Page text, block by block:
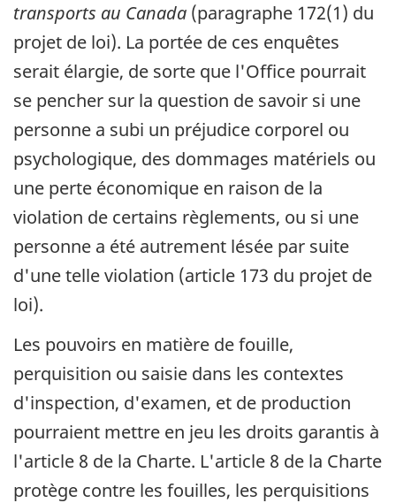
transports au Canada (paragraphe 172(1) du
projet de loi). La portée de ces enquêtes
serait élargie, de sorte que l'Office pourrait
se pencher sur la question de savoir si une
personne a subi un préjudice corporel ou
psychologique, des dommages matériels ou
une perte économique en raison de la
violation de certains règlements, ou si une
personne a été autrement lésée par suite
d'une telle violation (article 173 du projet de
loi).
Les pouvoirs en matière de fouille,
perquisition ou saisie dans les contextes
d'inspection, d'examen, et de production
pourraient mettre en jeu les droits garantis à
l'article 8 de la Charte. L'article 8 de la Charte
protège contre les fouilles, les perquisitions